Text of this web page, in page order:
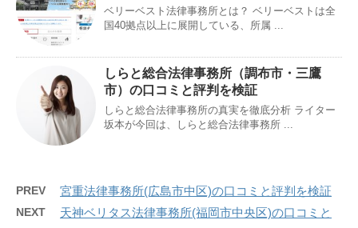
ベリーベスト法律事務所とは？ ベリーベストは全
国40拠点以上に展開している、所属 ...
しらと総合法律事務所（調布市・三鷹
市）の口コミと評判を検証
しらと総合法律事務所の真実を徹底分析 ライター
坂本が今回は、しらと総合法律事務所 ...
PREV 宮重法律事務所(広島市中区)の口コミと評判を検証
NEXT
天神ベリタス法律事務所(福岡市中央区)の口コミと